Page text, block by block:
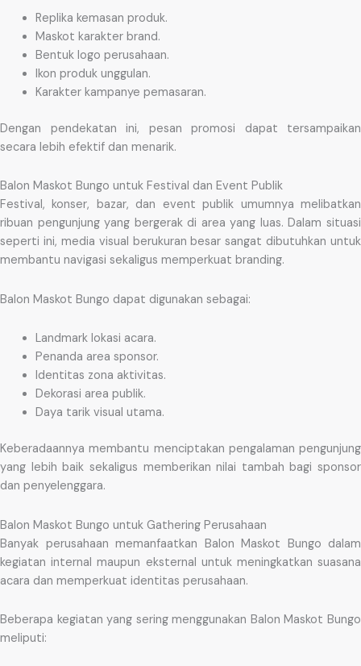
Replika kemasan produk.
Maskot karakter brand.
Bentuk logo perusahaan.
Ikon produk unggulan.
Karakter kampanye pemasaran.
Dengan pendekatan ini, pesan promosi dapat tersampaikan
secara lebih efektif dan menarik.
Balon Maskot Bungo untuk Festival dan Event Publik
Festival, konser, bazar, dan event publik umumnya melibatkan
ribuan pengunjung yang bergerak di area yang luas. Dalam situasi
seperti ini, media visual berukuran besar sangat dibutuhkan untuk
membantu navigasi sekaligus memperkuat branding.
Balon Maskot Bungo dapat digunakan sebagai:
Landmark lokasi acara.
Penanda area sponsor.
Identitas zona aktivitas.
Dekorasi area publik.
Daya tarik visual utama.
Keberadaannya membantu menciptakan pengalaman pengunjung
yang lebih baik sekaligus memberikan nilai tambah bagi sponsor
dan penyelenggara.
Balon Maskot Bungo untuk Gathering Perusahaan
Banyak perusahaan memanfaatkan Balon Maskot Bungo dalam
kegiatan internal maupun eksternal untuk meningkatkan suasana
acara dan memperkuat identitas perusahaan.
Beberapa kegiatan yang sering menggunakan Balon Maskot Bungo
meliputi: